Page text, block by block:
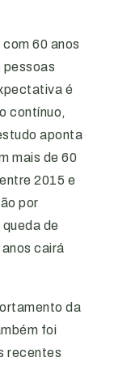
60 anos
pessoas
é
contínuo,
aponta
mais de 60
2015 e
por
de
cairá
da
foi
recentes